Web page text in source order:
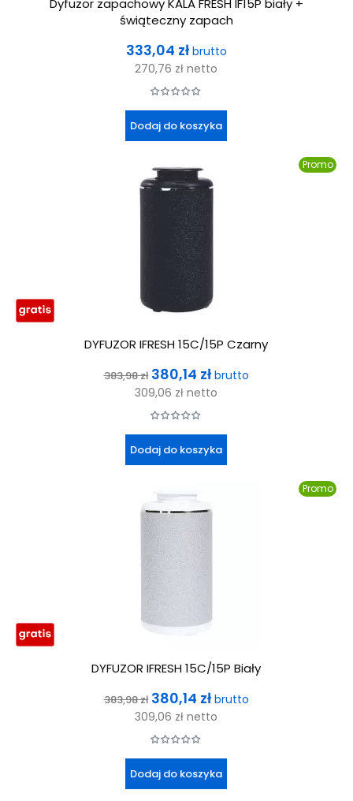
Dyfuzor zapachowy KALA FRESH IF15P biały +
świąteczny zapach
Cena
333,04 zł brutto
270,76 zł netto
Dodaj do koszyka
Promo
DYFUZOR IFRESH 15C/15P Czarny
Cena
podstawowa
383,98 zł Cena
380,14 zł brutto
309,06 zł netto
Dodaj do koszyka
Promo
DYFUZOR IFRESH 15C/15P Biały
Cena
podstawowa
383,98 zł Cena
380,14 zł brutto
309,06 zł netto
Dodaj do koszyka